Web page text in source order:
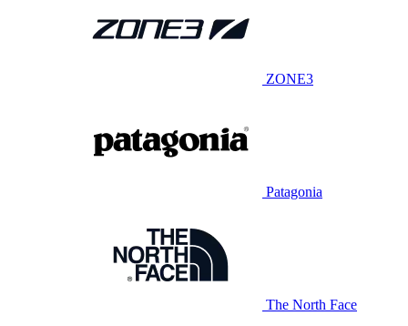
ZONE3
Patagonia
The North Face